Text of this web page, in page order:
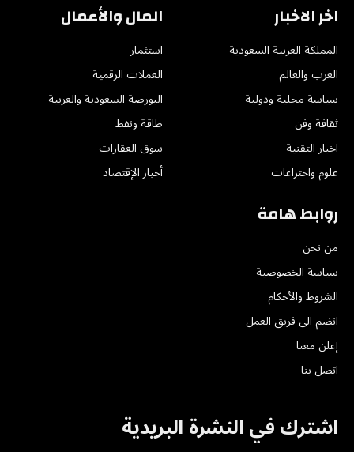
اخر الاخبار
المملكة العربية السعودية
العرب والعالم
سياسة محلية ودولية
ثقافة وفن
اخبار التقنية
علوم واختراعات
المال والأعمال
استثمار
العملات الرقمية
البورصة السعودية والعربية
طاقة ونفط
سوق العقارات
أخبار الإقتصاد
روابط هامة
من نحن
سياسة الخصوصية
الشروط والأحكام
انضم الى فريق العمل
إعلن معنا
اتصل بنا
اشترك في النشرة البريدية